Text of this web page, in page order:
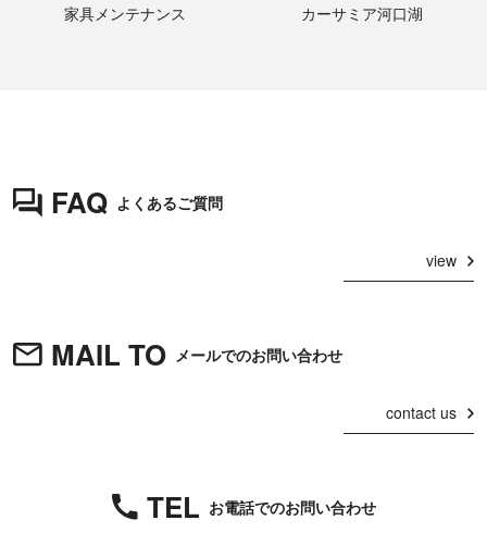
家具メンテナンス カーサミア河口湖
FAQ よくあるご質問
view
MAIL TO メールでのお問い合わせ
contact us
TEL お電話でのお問い合わせ